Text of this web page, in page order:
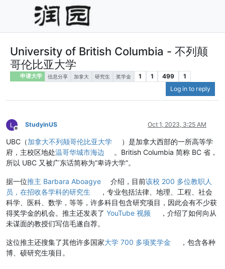
University of British Columbia - 不列颠
哥伦比亚大学
申请大学 信息分享 加拿大 研究生 奖学金 1 1 499
1
Log in to reply
Offline
StudyinUS Oct 1, 2023, 3:25 AM
UBC（加拿大不列颠哥伦比亚大学
）是加拿大西部的一所高等学
府，主校区地处温哥华城市海边
。British Columbia 简称 BC 省，
所以 UBC 又被广东话简称为“卑诗大学”。
据一位推主 Barbara Aboagye 介绍，目前该校 200 多位教职人
员，在招收各学科的研究生
，专业包括法律、地理、工程、社会
科学、医科、数学，等等，许多科目包含研究项目，因此会有不少获
得奖学金的机会。推主还发表了 YouTube 视频
，介绍了如何向从
未谋面的教授们写信毛遂自荐。
这位推主还搜集了其他许多国家大学 700 多项奖学金
，包含各种
博、硕研究生项目。